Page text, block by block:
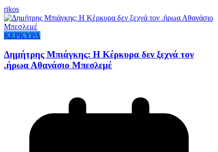
rikos
ΚΕΡΚΥΡΑ
Δημήτρης Μπιάγκης: Η Κέρκυρα δεν ξεχνά τον
.ήρωα Αθανάσιο Μπεσλεμέ